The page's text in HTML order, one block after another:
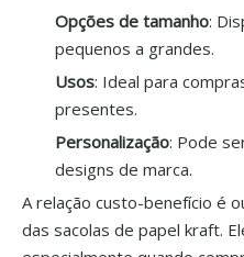
Opções de tamanho:
pequenos a grandes.
Usos: Ideal para
presentes.
Personalização: Pode
designs de marca.
A relação custo-benefício é
das sacolas de papel kraft.